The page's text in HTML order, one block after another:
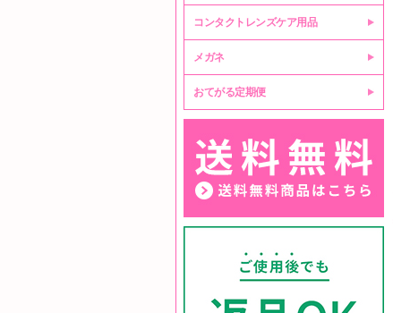
コンタクトレンズケア用品
メガネ
おてがる定期便